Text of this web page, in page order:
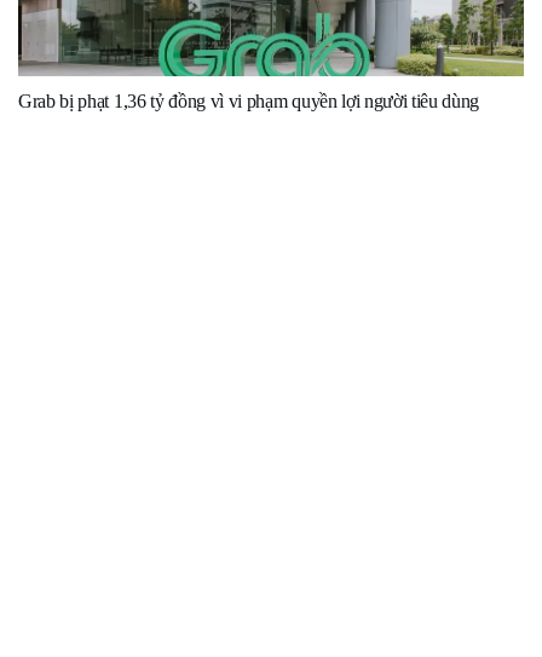
Grab bị phạt 1,36 tỷ đồng vì vi phạm quyền lợi người tiêu dùng